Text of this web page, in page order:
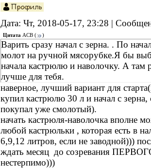
Дата: Чт, 2018-05-17, 23:28 |
Цитата ACB ( )
Варить сразу начал с зерна. . По
молот на ручной мясорубке.Я бы
начала кастрюлю и наволочку. А
лучше для тебя.
наверное, лучший вариант для
купил кастрюлю 30 л и начал с зерна,
покупал уже смолотый).
начать кастрюля-наволочка вполне
любой кастрюльки , которая есть в
6,9,12 литров, если не заводной)))
ждать месяц до созревания
нестерпимо)))